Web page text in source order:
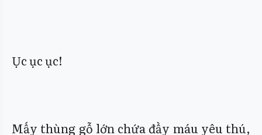
Ục ục ục!
Mấy thùng gỗ lớn chứa đầy máu yêu thú,